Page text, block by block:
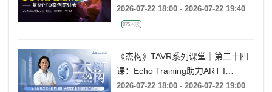
2026-07-22 18:00 - 2026-07-22 19:40
875人次
《杰构》TAVR系列课堂｜第二十四
课：Echo Training助力ART I
Rebecca T. Hahn教授《主动脉瓣反
2026-07-22 18:00 - 2026-07-22 19:00